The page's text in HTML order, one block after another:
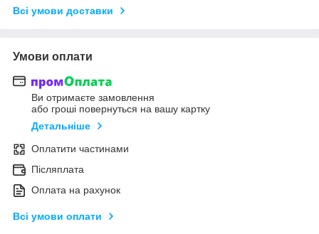
Всі умови доставки
Умови оплати
Ви отримаєте замовлення
або гроші повернуться на вашу картку
Детальніше
Оплатити частинами
Післяплата
Оплата на рахунок
Всі умови оплати